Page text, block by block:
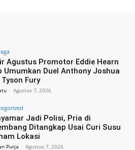
Agustus Promotor Eddie Hearn
Umumkan Duel Anthony Joshua
Fury
- Agustus 7, 2026
Jadi Polisi, Pria di
Ditangkap Usai Curi Susu
Lokasi
Purja - Agustus 7, 2026